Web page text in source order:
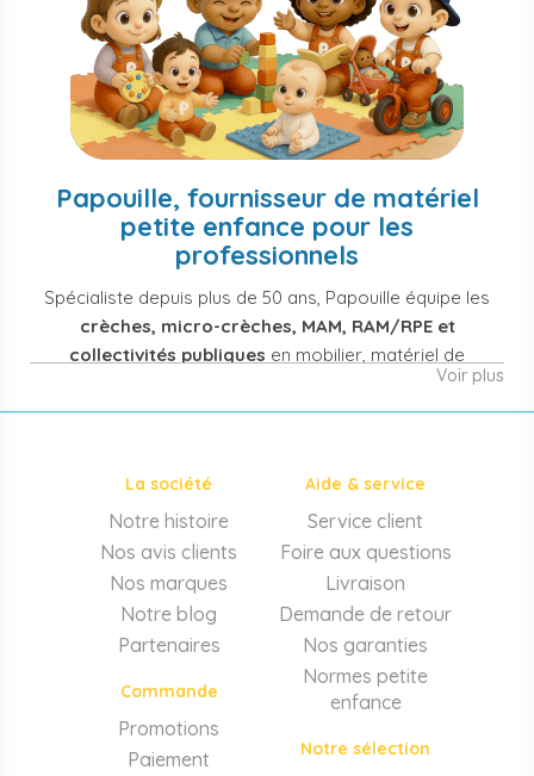
Papouille, fournisseur de matériel
petite enfance pour les
professionnels
Spécialiste depuis plus de 50 ans, Papouille équipe les
crèches, micro-crèches, MAM, RAM/RPE et
collectivités publiques en mobilier, matériel de
puériculture, jouets et équipement pour structures
d'accueil de la petite enfance. Notre offre couvre
Mobilier et équipement de crèche
Lits crèche en bois, couchettes empilables, meubles à
langer sur mesure en résine antibactérienne, tables et
chaises adaptées aux 0-6 ans, banc-vestiaire, barrières de
séparation. Tout le matériel pour aménager une structure
conforme aux normes PMI.
Matériel de puériculture professionnel
Poussettes 3 et 4 places, transats, chaises hautes, sièges
Voir plus
La société
Notre histoire
Nos avis clients
Nos marques
Notre blog
Partenaires
Commande
Promotions
Paiement
Aide & service
Service client
Foire aux questions
Livraison
Demande de retour
Nos garanties
Normes petite
enfance
Notre sélection